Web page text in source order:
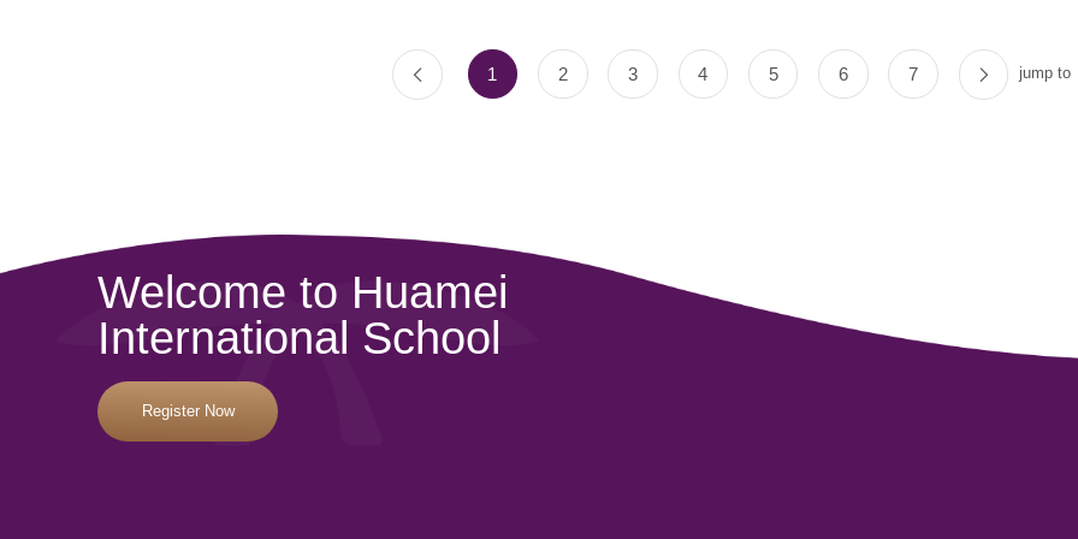
1 2 3 4 5 6 7 jump to
Welcome to Huamei
International School
Register Now